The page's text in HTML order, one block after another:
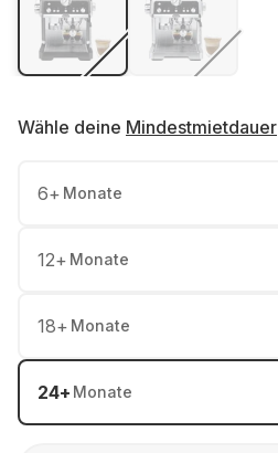
Wähle deine Mindestmietdauer
6+ Monate
12+ Monate
18+ Monate
24+ Monate